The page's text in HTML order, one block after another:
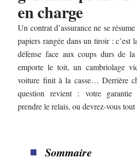
en charge
Un contrat d’assurance ne se
papiers rangée dans un tiroir : c’est
défense face aux coups durs de
emporte le toit, un cambriolage
voiture finit à la casse… Derrière
question revient : votre garantie
prendre le relais, ou devrez-vous tout
Sommaire